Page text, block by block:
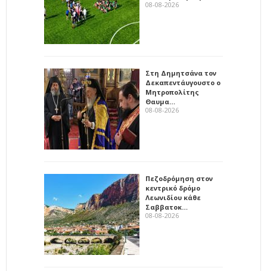
08-08-2026
Στη Δημητσάνα τον
Δεκαπεντάυγουστο ο
Μητροπολίτης
Θαυμα…
08-08-2026
Πεζοδρόμηση στον
κεντρικό δρόμο
Λεωνιδίου κάθε
Σαββατοκ…
08-08-2026